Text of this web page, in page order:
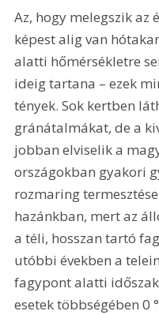
Az, hogy melegszik az
képest alig van
alatti hőmérsékletre
ideig tartana – ezek
tények. Sok kertben
gránátalmákat, de a
jobban elviselik a
országokban gyakori
rozmaring
hazánkban, mert az
a téli, hosszan tartó
utóbbi években a
fagypont alatti
esetek többségében 0